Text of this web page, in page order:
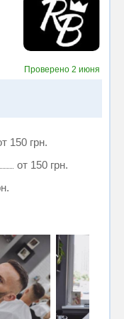
Проверено 2 июня
150 грн.
от 150 грн.